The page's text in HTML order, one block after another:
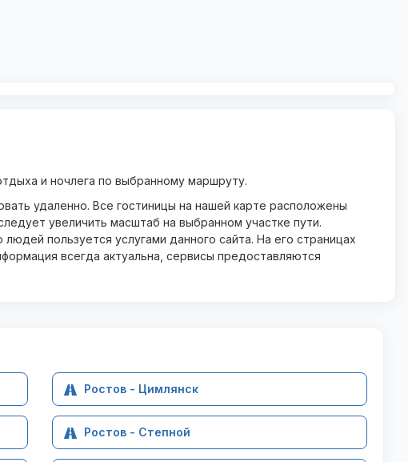
и ночлега по выбранному маршруту.
удаленно. Все гостиницы на нашей карте расположены
увеличить масштаб на выбранном участке пути.
пользуется услугами данного сайта. На его страницах
всегда актуальна, сервисы предоставляются
Ростов - Цимлянск
Ростов - Степной